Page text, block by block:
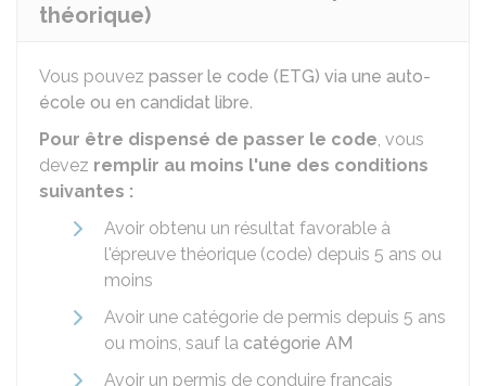
théorique)
Vous pouvez passer le code (ETG) via une auto-
école ou en candidat libre.
Pour être dispensé de passer le code, vous
devez remplir au moins l'une des conditions
suivantes :
Avoir obtenu un résultat favorable à
l'épreuve théorique (code) depuis 5 ans ou
moins
Avoir une catégorie de permis depuis 5 ans
ou moins, sauf la catégorie AM
Avoir un permis de conduire français